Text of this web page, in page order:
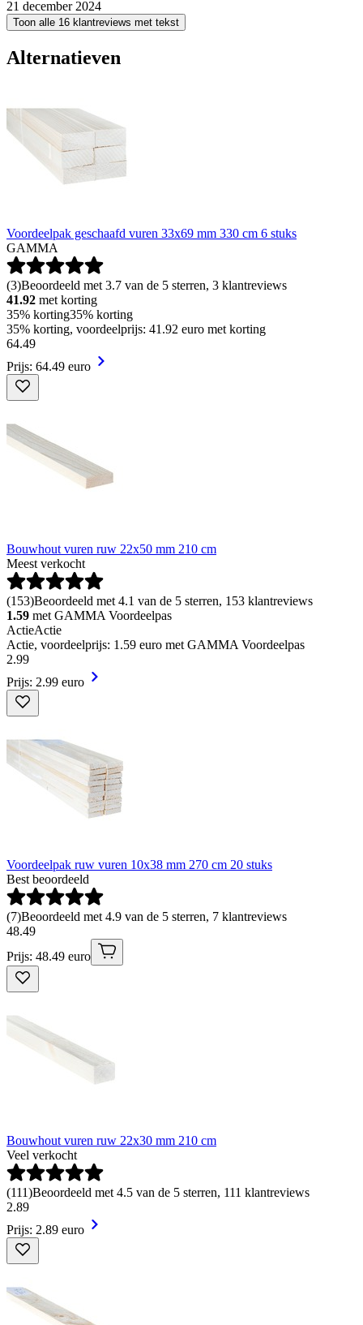
21 december 2024
Toon alle 16 klantreviews met tekst
Alternatieven
Voordeelpak geschaafd vuren 33x69 mm 330 cm 6 stuks
GAMMA
(3)Beoordeeld met 3.7 van de 5 sterren, 3 klantreviews
41.92 met korting
35% korting35% korting
35% korting, voordeelprijs: 41.92 euro met korting
64.49
Prijs: 64.49 euro
Bouwhout vuren ruw 22x50 mm 210 cm
Meest verkocht
(153)Beoordeeld met 4.1 van de 5 sterren, 153 klantreviews
1.59 met GAMMA Voordeelpas
ActieActie
Actie, voordeelprijs: 1.59 euro met GAMMA Voordeelpas
2.99
Prijs: 2.99 euro
Voordeelpak ruw vuren 10x38 mm 270 cm 20 stuks
Best beoordeeld
(7)Beoordeeld met 4.9 van de 5 sterren, 7 klantreviews
48.49
Prijs: 48.49 euro
Bouwhout vuren ruw 22x30 mm 210 cm
Veel verkocht
(111)Beoordeeld met 4.5 van de 5 sterren, 111 klantreviews
2.89
Prijs: 2.89 euro